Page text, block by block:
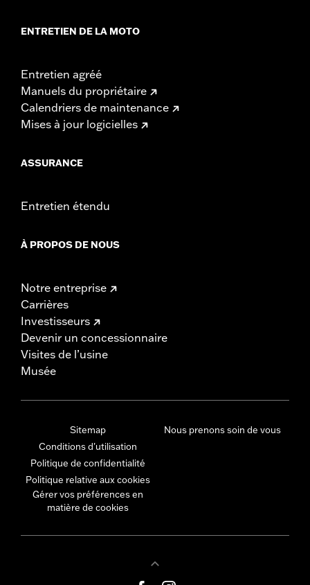
ENTRETIEN DE LA MOTO
Entretien agréé
Manuels du propriétaire
Calendriers de maintenance
Mises à jour logicielles
ASSURANCE
Entretien étendu
À PROPOS DE NOUS
Notre entreprise
Carrières
Investisseurs
Devenir un concessionnaire
Visites de l’usine
Musée
Sitemap
Conditions d'utilisation
Politique de confidentialité
Politique relative aux cookies
Gérer vos préférences en
matière de cookies
Nous prenons soin de vous